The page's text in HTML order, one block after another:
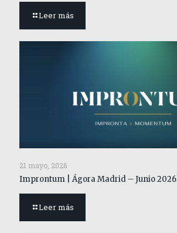
Leer más
21 mayo, 2026
Improntum | Ágora Madrid – Junio 2026
Leer más